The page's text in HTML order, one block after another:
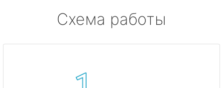
Схема работы